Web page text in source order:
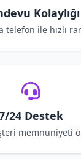
Kolaylığı
telefon ile hızlı
24 Destek
memnuniyeti